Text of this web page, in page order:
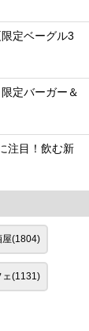
定ベーグル3
定バーガー＆
注目！飲む新
屋(1804)
ェ(1131)